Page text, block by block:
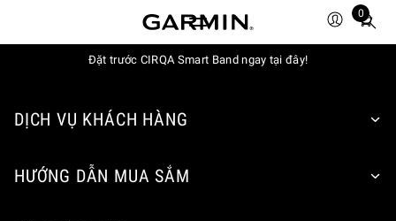
0
Total
items
Đặt trước CIRQA Smart Band ngay tại đây!
DỊCH VỤ KHÁCH HÀNG
HƯỚNG DẪN MUA SẮM